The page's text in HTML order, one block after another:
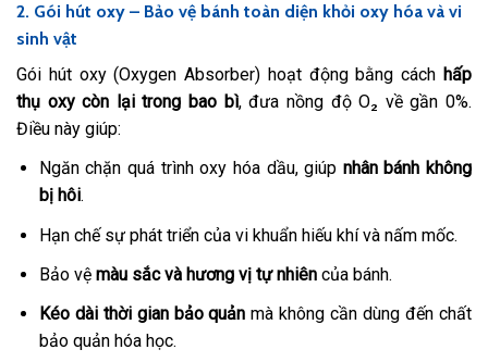
2. Gói hút oxy – Bảo vệ bánh toàn diện khỏi oxy hóa và vi
sinh vật
Gói hút oxy (Oxygen Absorber) hoạt động bằng cách hấp
thụ oxy còn lại trong bao bì, đưa nồng độ O₂ về gần 0%.
Điều này giúp:
Ngăn chặn quá trình oxy hóa dầu, giúp nhân bánh không
bị hôi.
Hạn chế sự phát triển của vi khuẩn hiếu khí và nấm mốc.
Bảo vệ màu sắc và hương vị tự nhiêncủa bánh.
Kéo dài thời gian bảo quản mà không cần dùng đến chất
bảo quản hóa học.